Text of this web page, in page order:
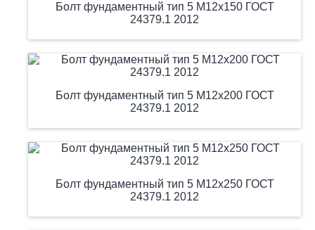
Болт фундаментный тип 5 М12х150 ГОСТ
24379.1 2012
Болт фундаментный тип 5 М12х200 ГОСТ
24379.1 2012
Болт фундаментный тип 5 М12х250 ГОСТ
24379.1 2012